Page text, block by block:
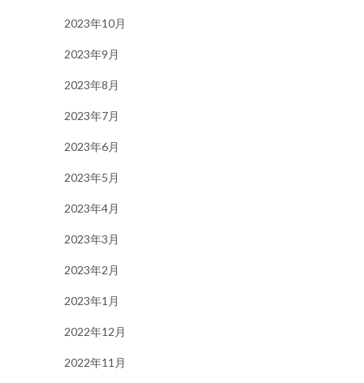
2023年10月
2023年9月
2023年8月
2023年7月
2023年6月
2023年5月
2023年4月
2023年3月
2023年2月
2023年1月
2022年12月
2022年11月